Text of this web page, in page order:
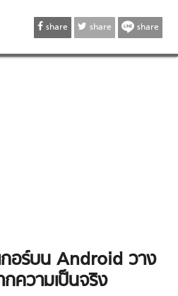
share share share
กอร์บน Android วาง
ความเป็นจริง